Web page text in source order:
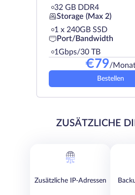
32 GB DDR4
Storage (Max 2)
1 х 240GB SSD
Port/Bandwidth
1Gbps/30 TB
€79/
Bestellen
ZUSÄTZLICHE
Zusätzliche IP-Adressen